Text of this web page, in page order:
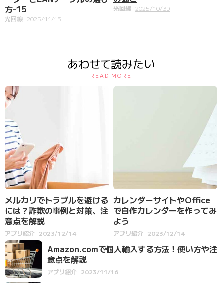
方-15
光回線 2025/11/13
光回線 2025/10/30
あわせて読みたい
READ MORE
メルカリでトラブルを避ける
には？詐欺の事例と対策、注
意点を解説
アプリ紹介 2023/12/14
カレンダーサイトやOffice
で自作カレンダーを作ってみ
よう
アプリ紹介 2023/12/14
Amazon.comで個人輸入する方法！使い方や注
意点を解説
アプリ紹介 2023/11/16